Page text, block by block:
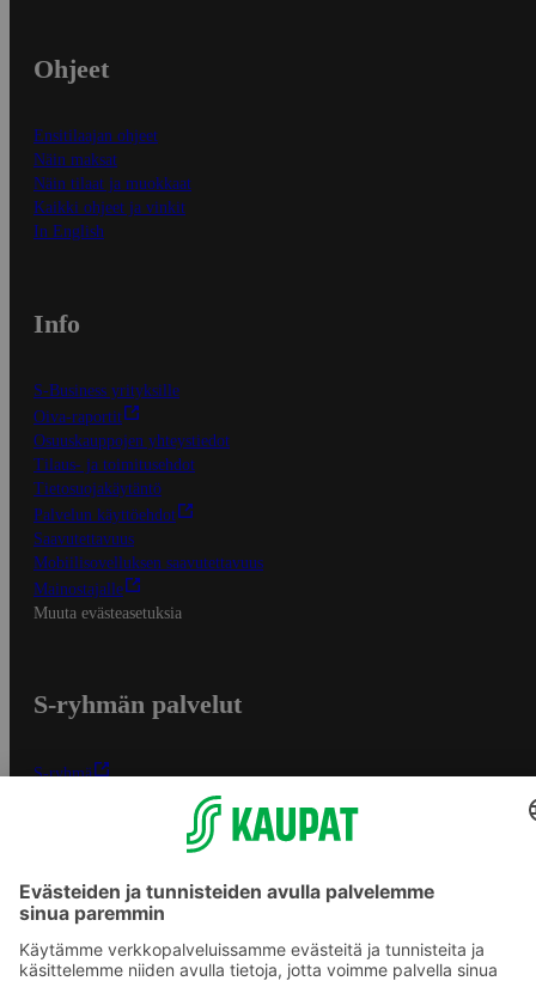
Ohjeet
Ensitilaajan ohjeet
Näin maksat
Näin tilaat ja muokkaat
Kaikki ohjeet ja vinkit
In English
Info
S-Business yrityksille
Oiva-raportit
Osuuskauppojen yhteystiedot
Tilaus- ja toimitusehdot
Tietosuojakäytäntö
Palvelun käyttöehdot
Saavutettavuus
Mobiilisovelluksen saavutettavuus
Mainostajalle
Muuta evästeasetuksia
S-ryhmän palvelut
S-ryhmä
Yhteishyvä Ruoka -sovellus
Sokos.fi
Yhteishyvä